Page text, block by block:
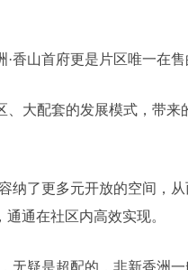
香山首府更是片区唯一在售
、大配套的发展模式，带
纳了更多元开放的空间，
通在社区内高效实现。
无疑是超配的，非新香洲一